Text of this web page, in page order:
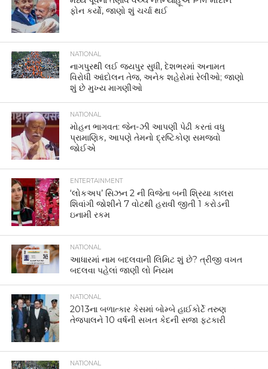
ફોન કર્યો, જાણો શું ચર્ચા થઈ
NATIONAL
નાગપુરથી લઈ જયપુર સુધી, દેશભરમાં અનામત
વિરોધી આંદોલન તેજ, અનેક શહેરોમાં રેલીઓ; જાણો
શું છે મુખ્ય માગણીઓ
NATIONAL
મોહન ભાગવત: જેન-ઝી આપણી પેઢી કરતાં વધુ
પ્રામાણિક, આપણે તેમનો દ્રષ્ટિકોણ સમજવો
જોઈએ
ENTERTAINMENT
‘લોકઅપ’ સિઝન 2 ની વિજેતા બની શ્રિયા કાલરા
શિવાંગી જોશીને 7 વોટથી હરાવી જીતી 1 કરોડની
ઇનામી રકમ
NATIONAL
આધારમાં નામ બદલવાની લિમિટ શું છે? ત્રીજી વખત
બદલવા પહેલાં જાણી લો નિયમ
NATIONAL
2013ના બળાત્કાર કેસમાં બોમ્બે હાઈકોર્ટે તરુણ
તેજપાલને 10 વર્ષની સખત કેદની સજા ફટકારી
NATIONAL